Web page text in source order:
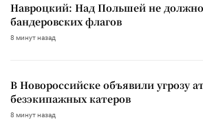
Навроцкий: Над Польшей не
бандеровских флагов
8 минут назад
В Новороссийске объявили угрозу
безэкипажных катеров
8 минут назад